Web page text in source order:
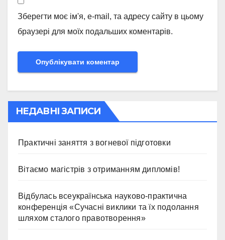
Зберегти моє ім'я, e-mail, та адресу сайту в цьому
браузері для моїх подальших коментарів.
НЕДАВНІ ЗАПИСИ
Практичні заняття з вогневої підготовки
Вітаємо магістрів з отриманням дипломів!
Відбулась всеукраїнська науково-практична
конференція «Сучасні виклики та їх подолання
шляхом сталого правотворення»